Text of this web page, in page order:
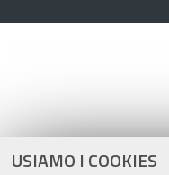
USIAMO I COOKIES